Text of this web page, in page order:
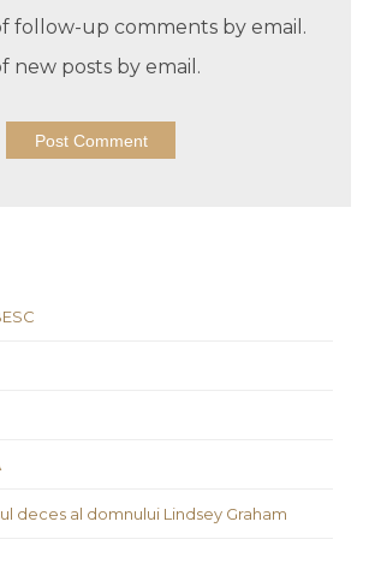
follow-up comments by email.
new posts by email.
deces al domnului Lindsey Graham